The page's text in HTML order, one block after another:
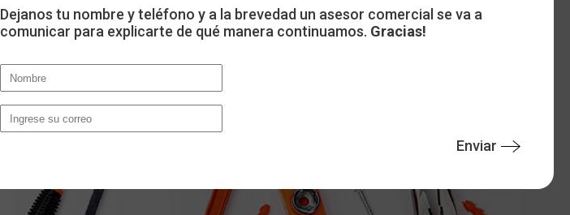
Dejanos tu nombre y teléfono y a la brevedad un asesor comercial se va a
comunicar para explicarte de qué manera continuamos. Gracias!
Enviar